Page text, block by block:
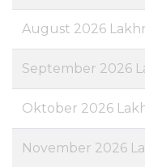
August 2026
September 2026
Oktober 2026
November 2026